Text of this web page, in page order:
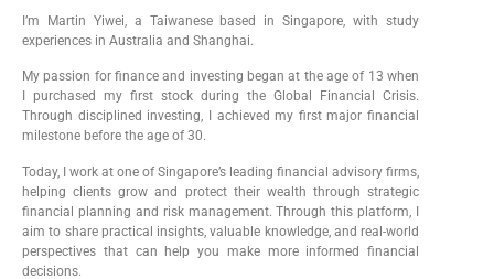
I’m Martin Yiwei, a Taiwanese based in Singapore, with study
experiences in Australia and Shanghai.
My passion for finance and investing began at the age of 13 when
I purchased my first stock during the Global Financial Crisis.
Through disciplined investing, I achieved my first major financial
milestone before the age of 30.
Today, I work at one of Singapore’s leading financial advisory firms,
helping clients grow and protect their wealth through strategic
financial planning and risk management. Through this platform, I
aim to share practical insights, valuable knowledge, and real-world
perspectives that can help you make more informed financial
decisions.